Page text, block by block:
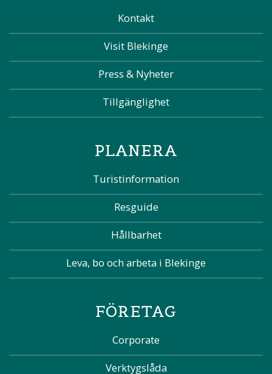
Kontakt
Visit Blekinge
Press & Nyheter
Tillgänglighet
PLANERA
Turistinformation
Resguide
Hållbarhet
Leva, bo och arbeta i Blekinge
FÖRETAG
Corporate
Verktygslåda